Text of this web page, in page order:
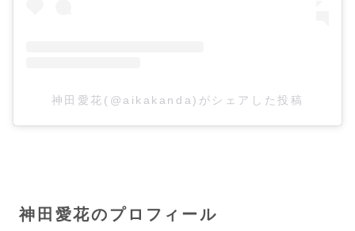
神田愛花(@aikakanda)がシェアした投稿
神田愛花のプロフィール